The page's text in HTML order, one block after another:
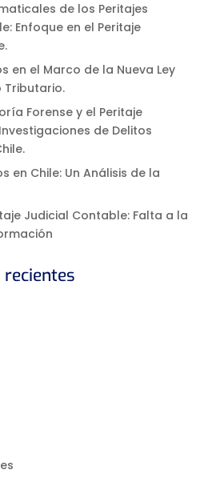
de los Peritajes
Enfoque en el Peritaje
en el Marco de la Nueva Ley
Tributario.
Forense y el Peritaje
de Delitos
en Chile: Un Análisis de la
Judicial Contable: Falta a la